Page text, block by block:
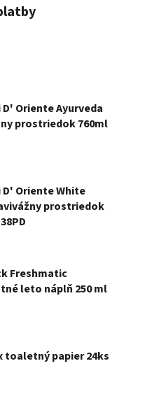
Oriente Ayurveda
prostriedok 760ml
D' Oriente White
prostriedok
Freshmatic
leto náplň 250 ml
toaletný papier 24ks